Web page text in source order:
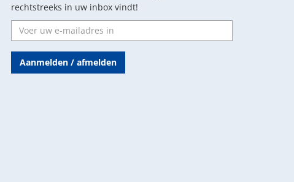
rechtstreeks in uw inbox vindt!
Aanmelden / afmelden